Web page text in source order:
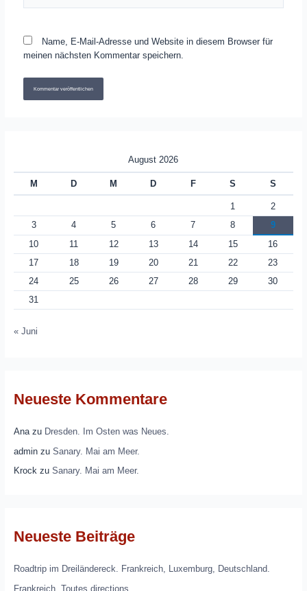
Name, E-Mail-Adresse und Website in diesem Browser für
meinen nächsten Kommentar speichern.
August 2026
M D M D F S S
1
2
3
4 5 6 7 8
9
10
11 12 13 14 15
16
17
18 19 20 21 22
23
24
25 26 27 28 29
30
31
« Juni
Neueste Kommentare
Anazu Dresden. Im Osten was Neues.
adminzu Sanary. Mai am Meer.
Krockzu Sanary. Mai am Meer.
Neueste Beiträge
Roadtrip im Dreiländereck. Frankreich, Luxemburg, Deutschland.
Frankreich. Toutes directions.